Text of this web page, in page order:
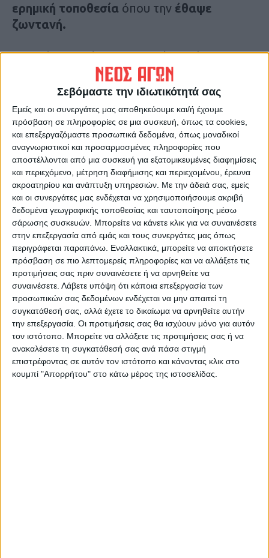
Σεβόμαστε την ιδιωτικότητά σας
Εμείς και οι συνεργάτες μας αποθηκεύουμε και/ή έχουμε
πρόσβαση σε πληροφορίες σε μια συσκευή, όπως τα cookies,
και επεξεργαζόμαστε προσωπικά δεδομένα, όπως μοναδικοί
αναγνωριστικοί και προσαρμοσμένες πληροφορίες που
αποστέλλονται από μια συσκευή για εξατομικευμένες διαφημίσεις
και περιεχόμενο, μέτρηση διαφήμισης και περιεχομένου, έρευνα
ακροατηρίου και ανάπτυξη υπηρεσιών. Με την άδειά σας, εμείς
και οι συνεργάτες μας ενδέχεται να χρησιμοποιήσουμε ακριβή
δεδομένα γεωγραφικής τοποθεσίας και ταυτοποίησης μέσω
σάρωσης συσκευών. Μπορείτε να κάνετε κλικ για να συναινέσετε
στην επεξεργασία από εμάς και τους συνεργάτες μας όπως
περιγράφεται παραπάνω. Εναλλακτικά, μπορείτε να αποκτήσετε
πρόσβαση σε πιο λεπτομερείς πληροφορίες και να αλλάξετε τις
προτιμήσεις σας πριν συναινέσετε ή να αρνηθείτε να
συναινέσετε. Λάβετε υπόψη ότι κάποια επεξεργασία των
προσωπικών σας δεδομένων ενδέχεται να μην απαιτεί τη
συγκατάθεσή σας, αλλά έχετε το δικαίωμα να αρνηθείτε αυτήν
την επεξεργασία. Οι προτιμήσεις σας θα ισχύουν μόνο για αυτόν
τον ιστότοπο. Μπορείτε να αλλάξετε τις προτιμήσεις σας ή να
ανακαλέσετε τη συγκατάθεσή σας ανά πάσα στιγμή
επιστρέφοντας σε αυτόν τον ιστότοπο και κάνοντας κλικ στο
κουμπί "Απορρήτου" στο κάτω μέρος της ιστοσελίδας.
ερημική τοποθεσία όπου την έθαψε
ζωντανή.
Όταν όμως επέστρεψε χωρίς αυτή, η
σύζυγός του άρχισε να ανησυχεί και
αποφάσισε την Πέμπτηνα απευθυνθεί
στην αστυνομία,η οποία άρχισε τις
ερωτήσεις στον 58χρονο άνδρα.
Εκείνος ομολόγησε για την πράξη του και
υπέδειξε στις αρχές το σημείο, όπου
ξεκίνησε το σκάψιμο για την ανεύρεση του
πτώματος.Η ηλικιωμένη γυναίκα όμως,
ευτυχώς, αποδείχθηκε σκληρό… καρύδι,
καθώςβρέθηκε ζωντανή,αν και ήταν
θαμμένη ζωντανή, δύο μέτρα κάτω από
την επιφάνεια της γης.
Φυσικά, ο Μα οδηγήθηκε στην φυλακή.